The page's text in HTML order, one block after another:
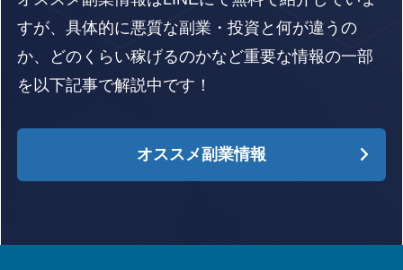
すが、具体的に悪質な副業・投資と何が違うの
か、どのくらい稼げるのかなど重要な情報の一部
を以下記事で解説中です！
オススメ副業情報